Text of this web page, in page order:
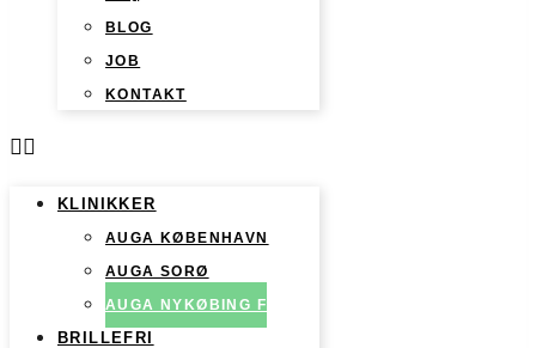
BLOG
JOB
KONTAKT
KLINIKKER
AUGA KØBENHAVN
AUGA SORØ
AUGA NYKØBING F
BRILLEFRI